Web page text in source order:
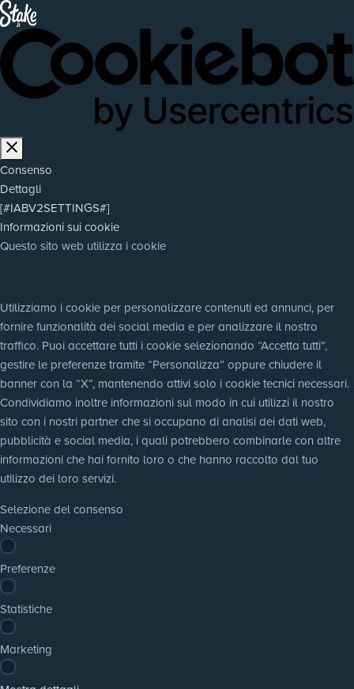
Consenso
Dettagli
[#IABV2SETTINGS#]
Informazioni sui cookie
Questo sito web utilizza i cookie
Utilizziamo i cookie per personalizzare contenuti ed annunci, per
fornire funzionalità dei social media e per analizzare il nostro
traffico. Puoi accettare tutti i cookie selezionando “Accetta tutti”,
gestire le preferenze tramite “Personalizza” oppure chiudere il
banner con la “X”, mantenendo attivi solo i cookie tecnici necessari.
Condividiamo inoltre informazioni sul modo in cui utilizzi il nostro
sito con i nostri partner che si occupano di analisi dei dati web,
pubblicità e social media, i quali potrebbero combinarle con altre
informazioni che hai fornito loro o che hanno raccolto dal tuo
utilizzo dei loro servizi.
Selezione del consenso
Necessari
Preferenze
Statistiche
Marketing